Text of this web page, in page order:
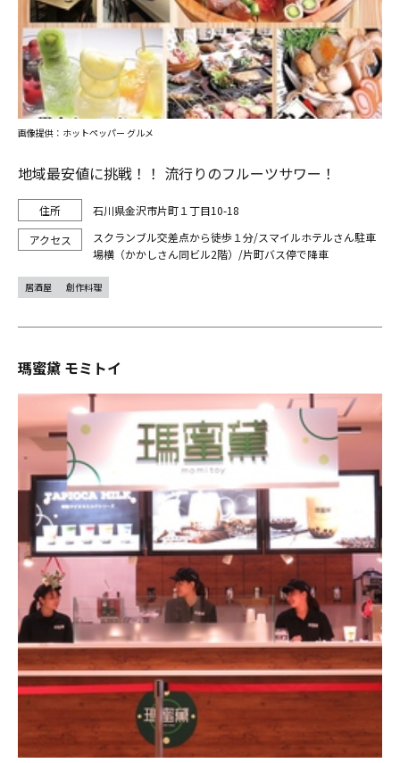
地域最安値に挑戦！！ 流行りのフルーツサワー！
石川県金沢市片町１丁目10-18
スクランブル交差点から徒歩１分/スマイルホテルさん駐車
場横（かかしさん同ビル2階）/片町バス停で降車
画像提供：ホットペッパー グルメ
居酒屋 創作料理
瑪蜜黛 モミトイ